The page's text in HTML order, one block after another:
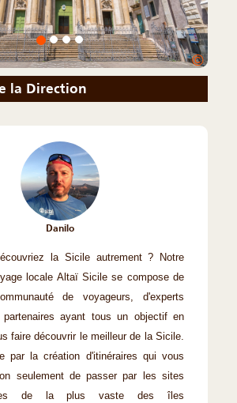
©
la Direction
Danilo
la Sicile autrement ? Notre
locale Altaï Sicile se compose de
de voyageurs, d'experts
ayant tous un objectif en
faire découvrir le meilleur de la Sicile.
par la création d'itinéraires qui vous
seulement de passer par les sites
de la plus vaste des îles